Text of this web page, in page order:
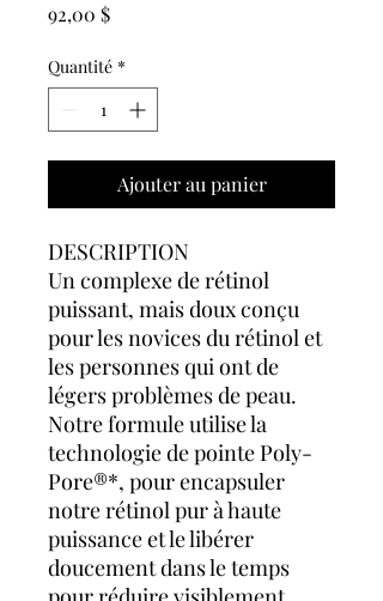
92,00 $Prix
Quantité *
Ajouter au panier
DESCRIPTION
Un complexe de rétinol
puissant, mais doux conçu
pour les novices du rétinol et
les personnes qui ont de
légers problèmes de peau.
Notre formule utilise la
technologie de pointe Poly-
Pore®*, pour encapsuler
notre rétinol pur à haute
puissance et le libérer
doucement dans le temps